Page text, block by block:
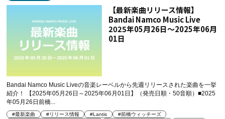
【最新楽曲リリース情報】
Bandai Namco Music Live
2025年05月26日～2025年06月
01日
Bandai Namco Music Liveの音楽レーベルから先週リリースされた楽曲を一挙
紹介！ 【2025年05月26日～2025年06月01日】（発売日順・50音順）■2025
年05月26日前橋...
#最新楽曲 #リリース情報 #Lantis
#前橋ウィッチーズ